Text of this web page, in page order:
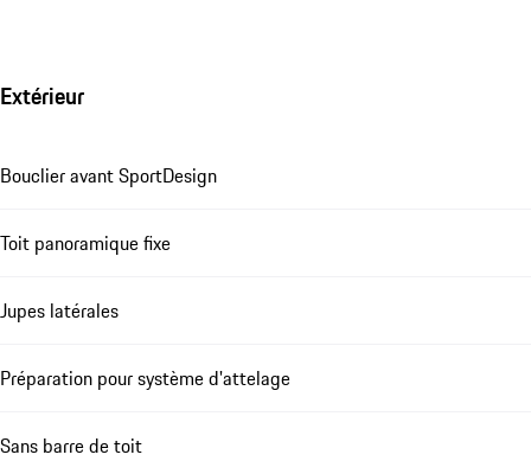
Extérieur
Bouclier avant SportDesign
Toit panoramique fixe
Jupes latérales
Préparation pour système d'attelage
Sans barre de toit